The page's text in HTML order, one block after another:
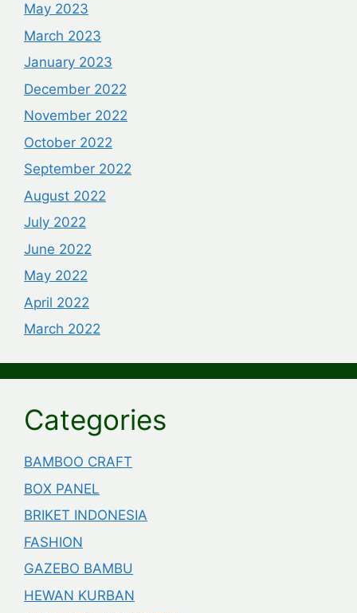
May 2023
March 2023
January 2023
December 2022
November 2022
October 2022
September 2022
August 2022
July 2022
June 2022
May 2022
April 2022
March 2022
Categories
BAMBOO CRAFT
BOX PANEL
BRIKET INDONESIA
FASHION
GAZEBO BAMBU
HEWAN KURBAN